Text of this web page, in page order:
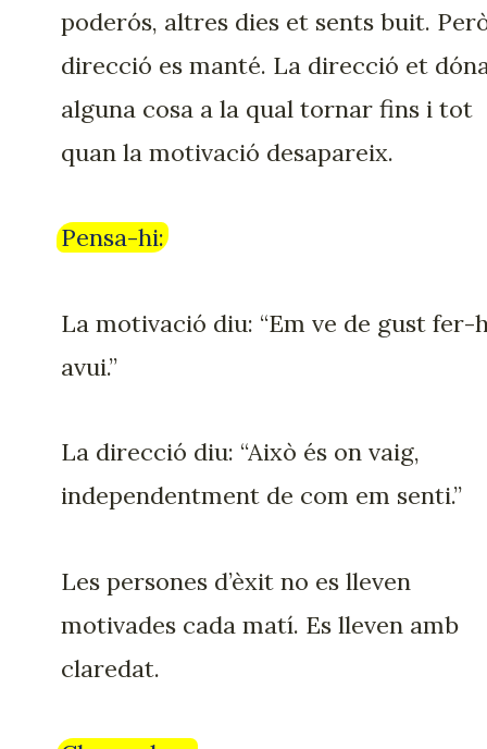
poderós, altres dies et sents buit.
direcció es manté. La direcció et
alguna cosa a la qual tornar fins i tot
quan la motivació desapareix.
Pensa-hi:
La motivació diu: “Em ve de gust fer-
avui.”
La direcció diu: “Això és on vaig,
independentment de com em senti.”
Les persones d’èxit no es lleven
motivades cada matí. Es lleven amb
claredat.